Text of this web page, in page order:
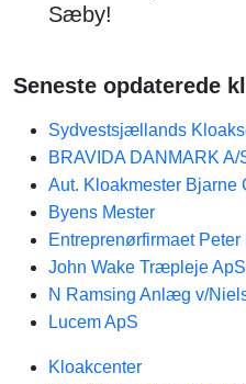
Sæby!
Seneste opdaterede
Sydvestsjællands
BRAVIDA DANMARK A/
Aut. Kloakmester Bjarne
Byens Mester
Entreprenørfirmaet
John Wake Træpleje ApS
N Ramsing Anlæg v/
Lucem ApS
Kloakcenter